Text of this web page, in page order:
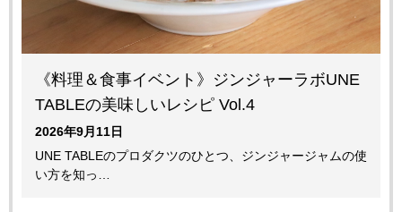
《料理＆食事イベント》ジンジャーラボUNE
TABLEの美味しいレシピ Vol.4
2026年9月11日
UNE TABLEのプロダクツのひとつ、ジンジャージャムの使
い方を知っ…